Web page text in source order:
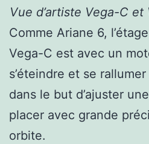
Vue d’artiste Vega-C et
Comme Ariane 6,
Vega-C est avec un
s’éteindre et se
dans le but d’ajuster
placer avec grande
orbite.